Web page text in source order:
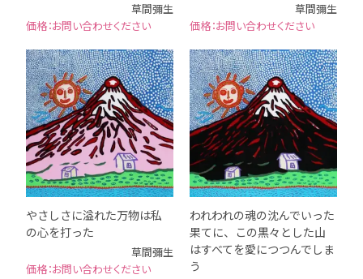
草間彌生
お問い合わせください
草間彌生
お問い合わせください
やさしさに溢れた万物は私
の心を打った
草間彌生
お問い合わせください
われわれの魂の沈んでいった
果てに、この黒々とした山
はすべてを愛につつんでしま
う